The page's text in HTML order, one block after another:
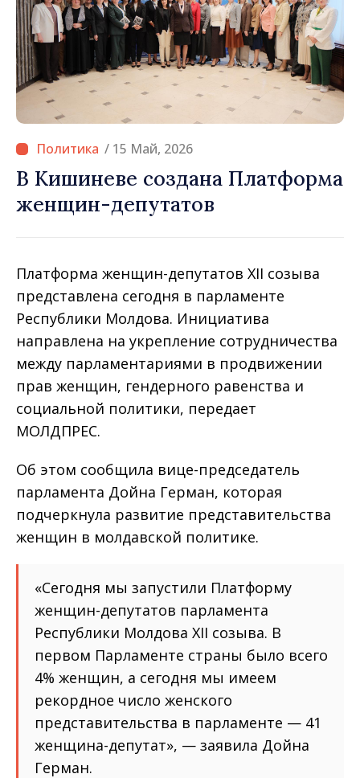
/ 15 Май, 2026
В Кишиневе создана Платформа
женщин-депутатов
Платформа женщин-депутатов XII созыва
представлена сегодня в парламенте
Республики Молдова. Инициатива
направлена на укрепление сотрудничества
между парламентариями в продвижении
прав женщин, гендерного равенства и
социальной политики, передает
МОЛДПРЕС.
Об этом сообщила вице-председатель
парламента Дойна Герман, которая
подчеркнула развитие представительства
женщин в молдавской политике.
«Сегодня мы запустили Платформу
женщин-депутатов парламента
Республики Молдова XII созыва. В
первом Парламенте страны было всего
4% женщин, а сегодня мы имеем
рекордное число женского
представительства в парламенте — 41
женщина-депутат», — заявила Дойна
Герман.